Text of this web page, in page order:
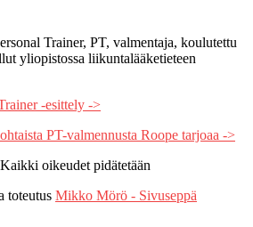
Trainer, PT, valmentaja, koulutettu
yliopistossa liikuntalääketieteen
-esittely ->
PT-valmennusta Roope tarjoaa ->
Kaikki oikeudet pidätetään
toteutus Mikko Mörö - Sivuseppä